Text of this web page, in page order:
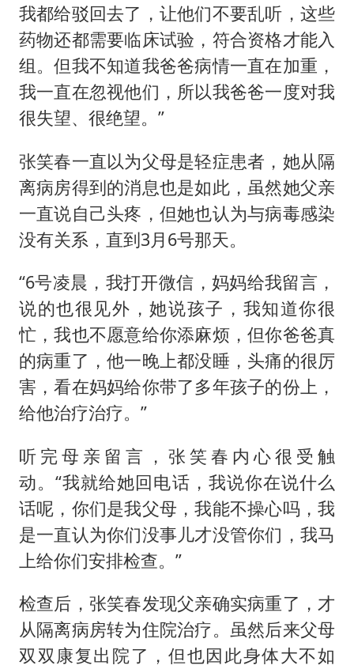
我都给驳回去了，让他们不要乱听，这些
药物还都需要临床试验，符合资格才能入
组。但我不知道我爸爸病情一直在加重，
我一直在忽视他们，所以我爸爸一度对我
很失望、很绝望。”
张笑春一直以为父母是轻症患者，她从隔
离病房得到的消息也是如此，虽然她父亲
一直说自己头疼，但她也认为与病毒感染
没有关系，直到3月6号那天。
“6号凌晨，我打开微信，妈妈给我留言，
说的也很见外，她说孩子，我知道你很
忙，我也不愿意给你添麻烦，但你爸爸真
的病重了，他一晚上都没睡，头痛的很厉
害，看在妈妈给你带了多年孩子的份上，
给他治疗治疗。”
听完母亲留言，张笑春内心很受触
动。“我就给她回电话，我说你在说什么
话呢，你们是我父母，我能不操心吗，我
是一直认为你们没事儿才没管你们，我马
上给你们安排检查。”
检查后，张笑春发现父亲确实病重了，才
从隔离病房转为住院治疗。虽然后来父母
双双康复出院了，但也因此身体大不如